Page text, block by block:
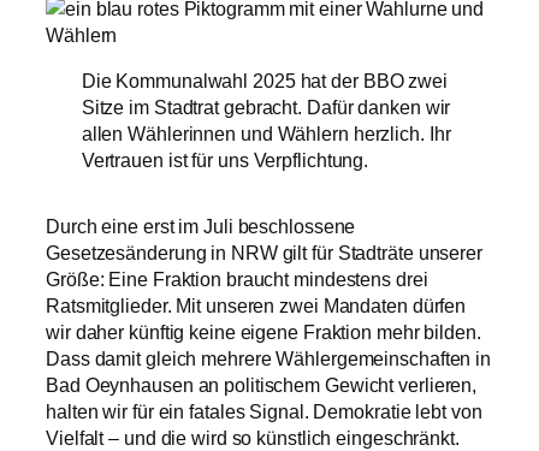
Die Kommunalwahl 2025 hat der BBO zwei
Sitze im Stadtrat gebracht. Dafür danken wir
allen Wählerinnen und Wählern herzlich. Ihr
Vertrauen ist für uns Verpflichtung.
Durch eine erst im Juli beschlossene
Gesetzesänderung in NRW gilt für Stadträte unserer
Größe: Eine Fraktion braucht mindestens drei
Ratsmitglieder. Mit unseren zwei Mandaten dürfen
wir daher künftig keine eigene Fraktion mehr bilden.
Dass damit gleich mehrere Wählergemeinschaften in
Bad Oeynhausen an politischem Gewicht verlieren,
halten wir für ein fatales Signal. Demokratie lebt von
Vielfalt – und die wird so künstlich eingeschränkt.